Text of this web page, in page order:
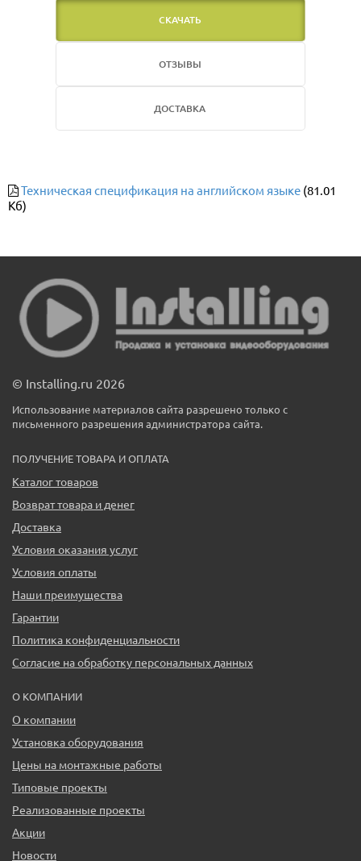
СКАЧАТЬ
ОТЗЫВЫ
ДОСТАВКА
Техническая спецификация на английском языке (81.01
Кб)
© Installing.ru 2026
Использование материалов сайта разрешено только с
письменного разрешения администратора сайта.
ПОЛУЧЕНИЕ ТОВАРА И ОПЛАТА
Каталог товаров
Возврат товара и денег
Доставка
Условия оказания услуг
Условия оплаты
Наши преимущества
Гарантии
Политика конфиденциальности
Согласие на обработку персональных данных
О КОМПАНИИ
О компании
Установка оборудования
Цены на монтажные работы
Типовые проекты
Реализованные проекты
Акции
Новости